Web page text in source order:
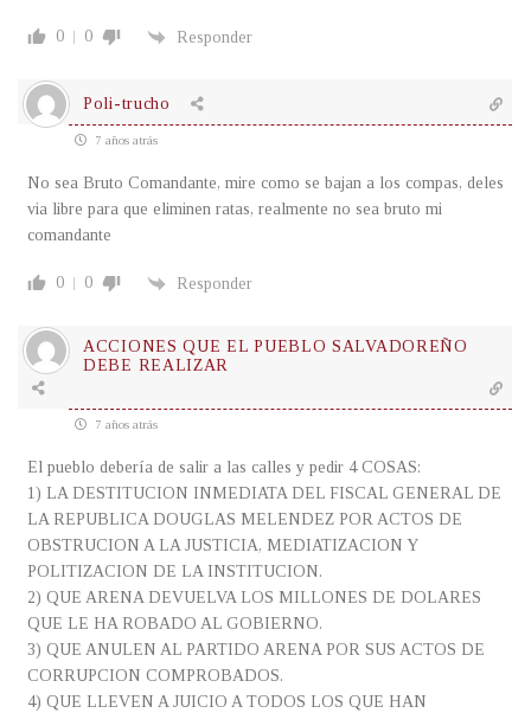
0 0 Responder
Poli-trucho
7 años atrás
No sea Bruto Comandante, mire como se bajan a los compas, deles
via libre para que eliminen ratas, realmente no sea bruto mi
comandante
0 0 Responder
ACCIONES QUE EL PUEBLO SALVADOREÑO
DEBE REALIZAR
7 años atrás
El pueblo debería de salir a las calles y pedir 4 COSAS:
1) LA DESTITUCION INMEDIATA DEL FISCAL GENERAL DE
LA REPUBLICA DOUGLAS MELENDEZ POR ACTOS DE
OBSTRUCION A LA JUSTICIA, MEDIATIZACION Y
POLITIZACION DE LA INSTITUCION.
2) QUE ARENA DEVUELVA LOS MILLONES DE DOLARES
QUE LE HA ROBADO AL GOBIERNO.
3) QUE ANULEN AL PARTIDO ARENA POR SUS ACTOS DE
CORRUPCION COMPROBADOS.
4) QUE LLEVEN A JUICIO A TODOS LOS QUE HAN